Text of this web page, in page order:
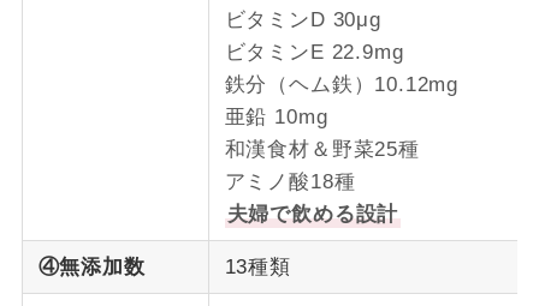
ビタミンD 30μg
ビタミンE 22.9mg
鉄分（ヘム鉄）10.12mg
亜鉛 10mg
和漢食材＆野菜25種
アミノ酸18種
夫婦で飲める設計
④無添加数 13種類